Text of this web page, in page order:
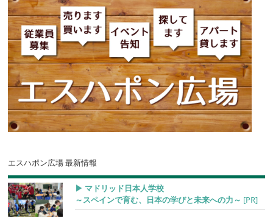
エスハポン広場 最新情報
▶︎ マドリッド日本人学校
～スペインで育む、日本の学びと未来への力～ [PR]